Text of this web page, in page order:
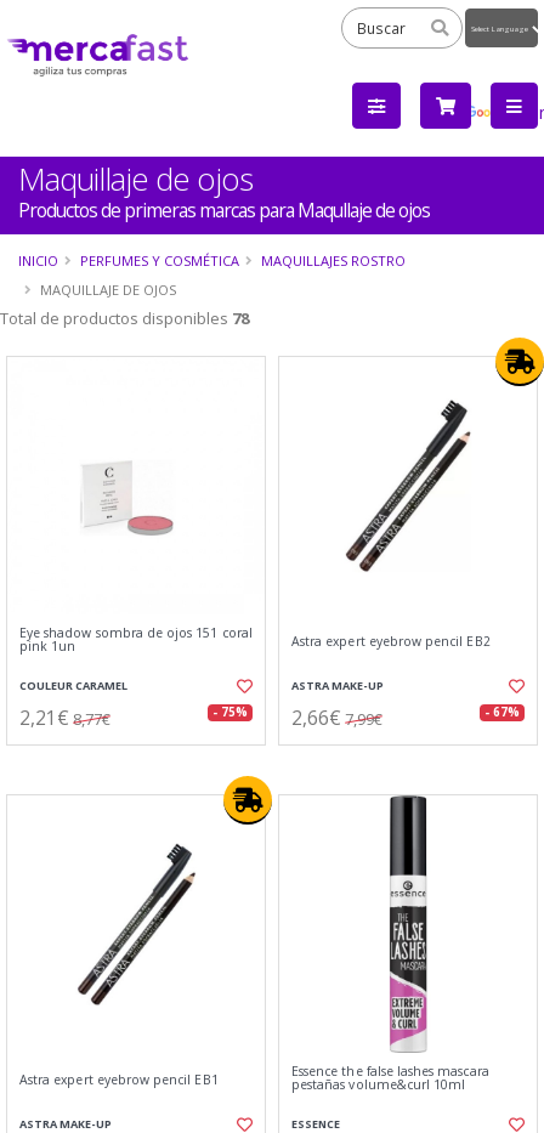
by
Maquillaje de ojos
Productos de primeras marcas para Maqullaje de ojos
INICIO PERFUMES Y COSMÉTICA
MAQUILLAJES ROSTRO
MAQUILLAJE DE OJOS
Total de productos disponibles 78
Eye shadow sombra de ojos 151 coral
pink 1un
COULEUR CARAMEL
2,21€ 8,77€ - 75%
Astra expert eyebrow pencil EB2
ASTRA MAKE-UP
2,66€ 7,99€ - 67%
Astra expert eyebrow pencil EB1
ASTRA MAKE-UP
Essence the false lashes mascara
pestañas volume&curl 10ml
ESSENCE